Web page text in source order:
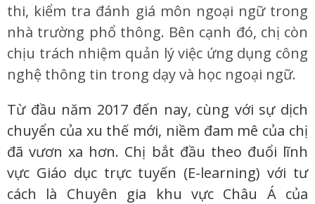
thi, kiểm tra đánh giá môn ngoại ngữ trong
nhà trường phổ thông. Bên cạnh đó, chị còn
chịu trách nhiệm quản lý việc ứng dụng công
nghệ thông tin trong dạy và học ngoại ngữ.
Từ đầu năm 2017 đến nay, cùng với sự dịch
chuyển của xu thế mới, niềm đam mê của chị
đã vươn xa hơn. Chị bắt đầu theo đuổi lĩnh
vực Giáo dục trực tuyến (E-learning) với tư
cách là Chuyên gia khu vực Châu Á của